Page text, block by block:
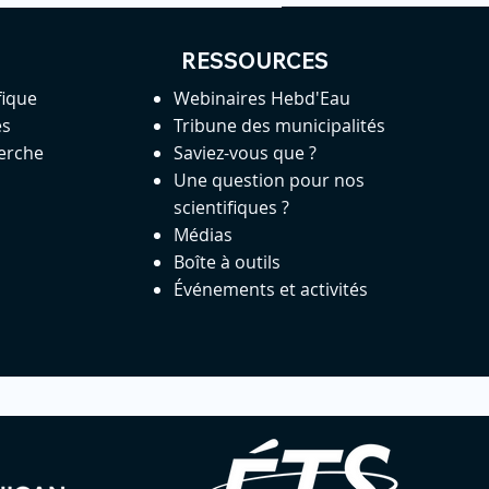
RESSOURCES
Webinaires Hebd'Eau
Tribune des municipalités
Saviez-vous que ?
Une question pour nos
scientifiques ?
Médias
Boîte à outils
Événements et activités